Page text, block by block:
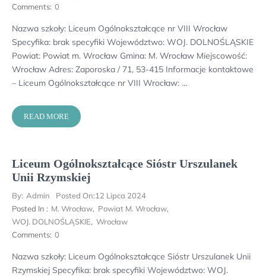
Comments: 0
Nazwa szkoły: Liceum Ogólnokształcące nr VIII Wrocław
Specyfika: brak specyfiki Województwo: WOJ. DOLNOŚLĄSKIE
Powiat: Powiat m. Wrocław Gmina: M. Wrocław Miejscowość:
Wrocław Adres: Zaporoska / 71, 53-415 Informacje kontaktowe
– Liceum Ogólnokształcące nr VIII Wrocław: …
READ MORE
Liceum Ogólnokształcące Sióstr Urszulanek
Unii Rzymskiej
By: Admin Posted On:12 Lipca 2024
Posted In : M. Wrocław, Powiat M. Wrocław,
WOJ. DOLNOŚLĄSKIE, Wrocław
Comments: 0
Nazwa szkoły: Liceum Ogólnokształcące Sióstr Urszulanek Unii
Rzymskiej Specyfika: brak specyfiki Województwo: WOJ.